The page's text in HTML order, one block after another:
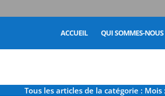
ACCUEIL QUI SOMMES-NOUS
Tous les articles de la catégorie : Mois :